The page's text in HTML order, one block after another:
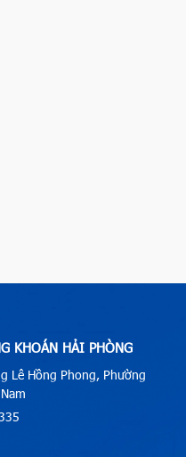
KHOÁN HẢI PHÒNG
Lê Hồng Phong, Phường